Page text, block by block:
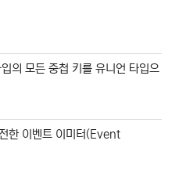
의 모든 중첩 키를 유니언 타입으
한 이벤트 이미터(Event